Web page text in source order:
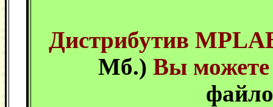
Дистрибутив
Мб.) Вы можете